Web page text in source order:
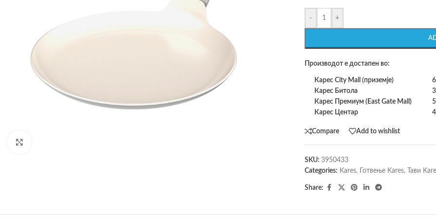
- +
Производот е достапен во:
Карес City Mall (приземје)
6
Карес Битола
3
Карес Премиум (East Gate Mall)
5
Карес Центар
4
Compare Add to wishlist
SKU: 3950433
Categories: Kares, Готвење Kares, Тави
Share: